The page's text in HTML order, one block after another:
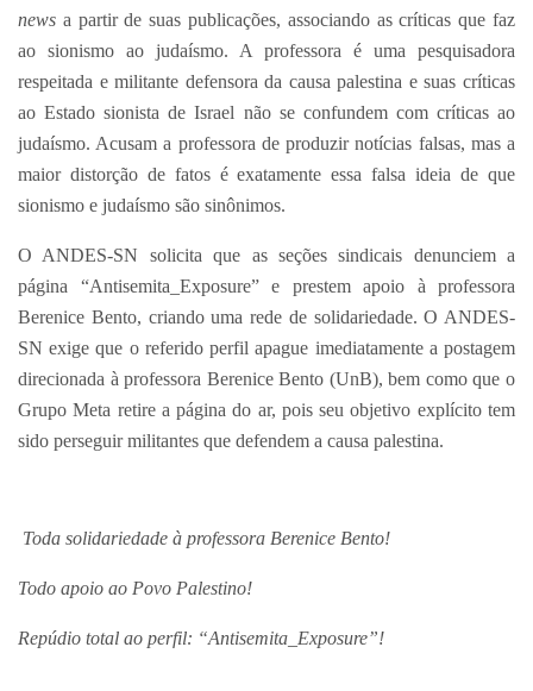
news a partir de suas publicações, associando as críticas que faz
ao sionismo ao judaísmo. A professora é uma pesquisadora
respeitada e militante defensora da causa palestina e suas críticas
ao Estado sionista de Israel não se confundem com críticas ao
judaísmo. Acusam a professora de produzir notícias falsas, mas a
maior distorção de fatos é exatamente essa falsa ideia de que
sionismo e judaísmo são sinônimos.
O ANDES-SN solicita que as seções sindicais denunciem a
página “Antisemita_Exposure” e prestem apoio à professora
Berenice Bento, criando uma rede de solidariedade. O ANDES-
SN exige que o referido perfil apague imediatamente a postagem
direcionada à professora Berenice Bento (UnB), bem como que o
Grupo Meta retire a página do ar, pois seu objetivo explícito tem
sido perseguir militantes que defendem a causa palestina.
Toda solidariedade à professora Berenice Bento!
Todo apoio ao Povo Palestino!
Repúdio total ao perfil: “Antisemita_Exposure”!